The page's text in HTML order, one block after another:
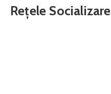
Rețele Socializare